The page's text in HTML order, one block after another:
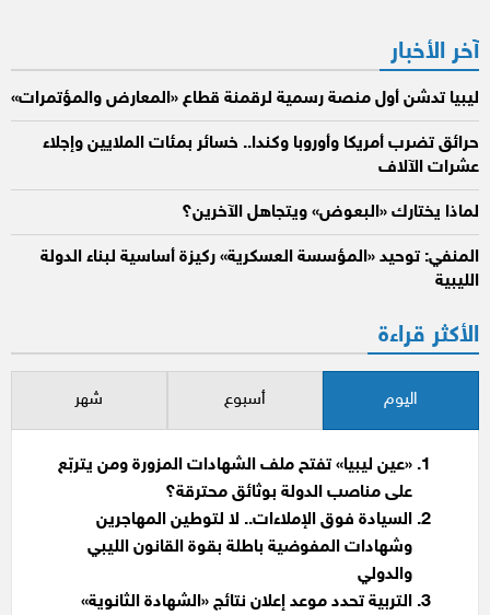
آخر الأخبار
ليبيا تدشن أول منصة رسمية لرقمنة قطاع «المعارض والمؤتمرات»
حرائق تضرب أمريكا وأوروبا وكندا.. خسائر بمئات الملايين وإجلاء
عشرات الآلاف
لماذا يختارك «البعوض» ويتجاهل الآخرين؟
المنفي: توحيد «المؤسسة العسكرية» ركيزة أساسية لبناء الدولة
الليبية
الأكثر قراءة
اليوم أسبوع شهر
«عين ليبيا» تفتح ملف الشهادات المزورة ومن يتربّع
على مناصب الدولة بوثائق محترقة؟
السيادة فوق الإملاءات.. لا لتوطين المهاجرين
وشهادات المفوضية باطلة بقوة القانون الليبي
والدولي
التربية تحدد موعد إعلان نتائج «الشهادة الثانوية»